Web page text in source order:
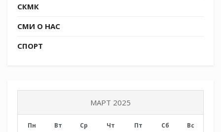
СКМК
СМИ О НАС
СПОРТ
МАРТ 2025
Пн Вт Ср Чт Пт Сб Вс